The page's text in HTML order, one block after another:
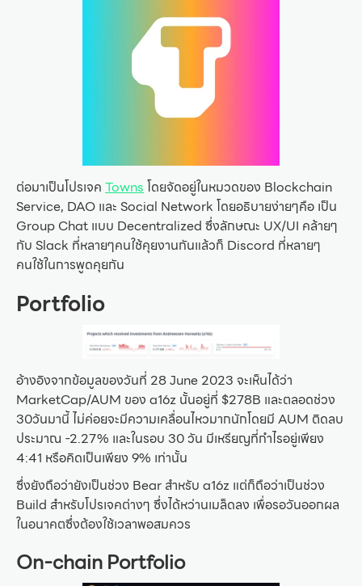
ต่อมาเป็นโปรเจค Townsโดยจัดอยู่ในหมวดของ Blockchain
Service, DAO และ Social Network โดยอธิบายง่ายๆคือ เป็น
Group Chat แบบ Decentralized ซึ่งลักษณะ UX/UI คล้ายๆ
กับ Slack ที่หลายๆคนใช้คุยงานกันแล้วก็ Discord ที่หลายๆ
คนใช้ในการพูดคุยกัน
Portfolio
อ้างอิงจากข้อมูลของวันที่ 28 June 2023 จะเห็นได้ว่า
MarketCap/AUM ของ a16z นั้นอยู่ที่ $278B และตลอดช่วง
30วันมานี้ ไม่ค่อยจะมีความเคลื่อนไหวมากนักโดยมี AUM ติดลบ
ประมาณ -2.27% และในรอบ 30 วัน มีเหรียญที่กำไรอยู่เพียง
4:41 หรือคิดเป็นเพียง 9% เท่านั้น
ซึ่งยังถือว่ายังเป็นช่วง Bear สำหรับ a16z แต่ก็ถือว่าเป็นช่วง
Build สำหรับโปรเจคต่างๆ ซึ่งได้หว่านเมล็ดลง เพื่อรอวันออกผล
ในอนาคตซึ่งต้องใช้เวลาพอสมควร
On-chain Portfolio